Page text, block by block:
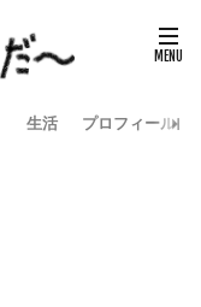
生活 プロフィール